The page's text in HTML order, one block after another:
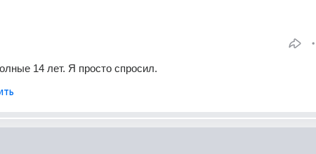
14 лет. Я просто спросил.